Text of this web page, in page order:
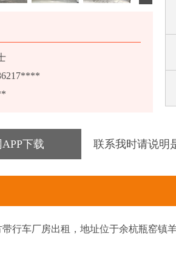
下载 联系我时请说明
行车厂房出租，地址位于余杭瓶窑镇